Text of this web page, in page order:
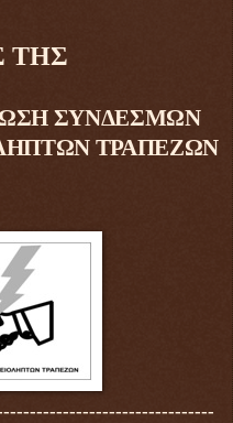
ΤΗΣ
ΣΥΝΔΕΣΜΩΝ
ΤΡΑΠΕΖΩΝ